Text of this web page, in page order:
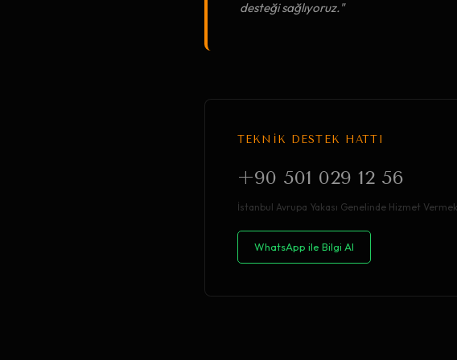
desteği sağlıyoruz."
TEKNİK DESTEK HATTI
+90 501 029 12 56
İstanbul Avrupa Yakası Genelinde Hizmet
WhatsApp ile Bilgi Al